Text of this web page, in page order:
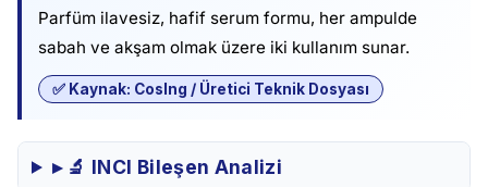
Parfüm ilavesiz, hafif serum formu, her ampulde
sabah ve akşam olmak üzere iki kullanım sunar.
✅ Kaynak: CosIng / Üretici Teknik Dosyası
▸ 🔬 INCI Bileşen Analizi